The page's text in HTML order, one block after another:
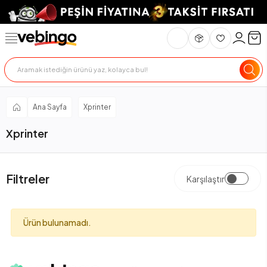
Ana Sayfa Xprinter
Xprinter
Filtreler Karşılaştır
Ürün bulunamadı.